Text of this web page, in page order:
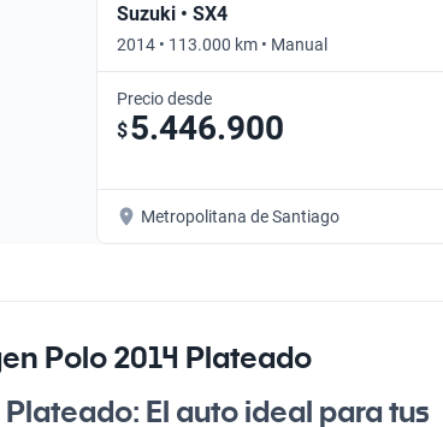
Suzuki • SX4
2014 • 113.000 km • Manual
Precio desde
$5.446.900
Metropolitana de Santiago
Polo 2014 Plateado
El auto ideal para tus